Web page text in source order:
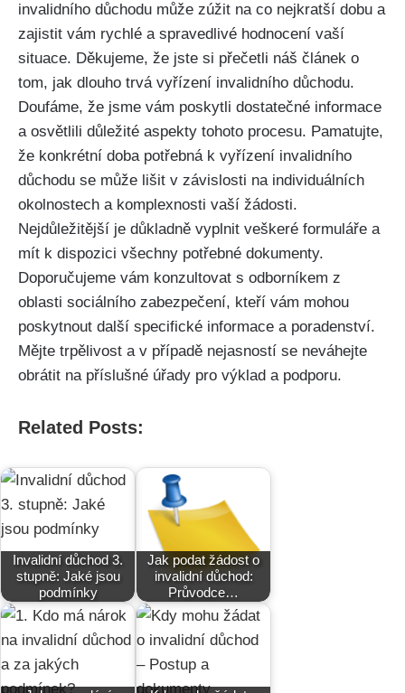
invalidního důchodu může zúžit na co nejkratší dobu a
zajistit vám rychlé a spravedlivé hodnocení vaší
situace. Děkujeme, že jste si přečetli náš článek o
tom, jak dlouho trvá vyřízení invalidního důchodu.
Doufáme, že jsme vám poskytli dostatečné informace
a osvětlili důležité aspekty tohoto procesu. Pamatujte,
že konkrétní doba potřebná k vyřízení invalidního
důchodu se může lišit v závislosti na individuálních
okolnostech a komplexnosti vaší žádosti.
Nejdůležitější je důkladně vyplnit veškeré formuláře a
mít k dispozici všechny potřebné dokumenty.
Doporučujeme vám konzultovat s odborníkem z
oblasti sociálního zabezpečení, kteří vám mohou
poskytnout další specifické informace a poradenství.
Mějte trpělivost a v případě nejasností se neváhejte
obrátit na příslušné úřady pro výklad a podporu.
Related Posts:
Invalidní důchod 3.
stupně: Jaké jsou
podmínky
Jak podat žádost o
invalidní důchod:
Průvodce…